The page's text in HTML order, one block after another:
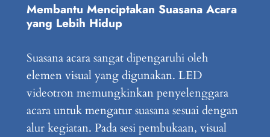
Membantu Menciptakan Suasana Acara
yang Lebih Hidup
Suasana acara sangat dipengaruhi oleh
elemen visual yang digunakan. LED
videotron memungkinkan penyelenggara
acara untuk mengatur suasana sesuai dengan
alur kegiatan. Pada sesi pembukaan, visual